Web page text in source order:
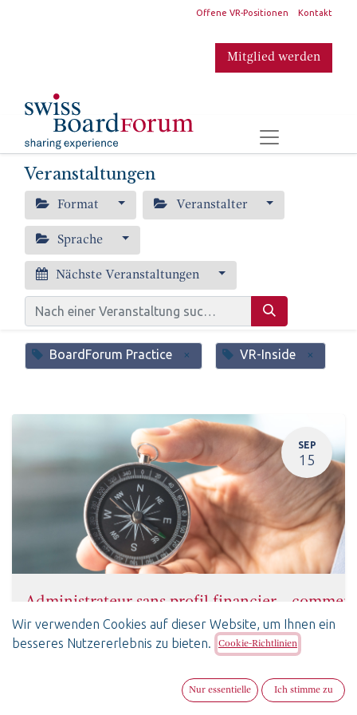
Offene VR-Positionen Kontakt
Mitglied werden
Veranstaltungen
Format Veranstalter
Sprache
Nächste Veranstaltungen
BoardForum Practice × VR-Inside ×
SEP
15
Administrateur sans profil financier…
15. September 2026- 11:30(Europe/Zurich)
Lausanne,
Wir verwenden Cookies auf dieser Website, um Ihnen ein
besseres Nutzererlebnis zu bieten.
Cookie-Richtlinien
Nur essentielle Ich stimme zu